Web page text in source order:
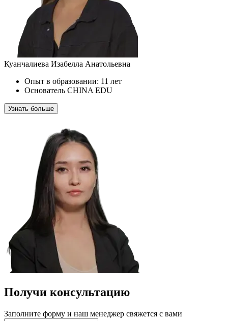
Куанчалиева Изабелла Анатольевна
Опыт в образовании: 11 лет
Основатель CHINA EDU
Узнать больше
Получи консультацию
Заполните форму и наш менеджер свяжется с вами